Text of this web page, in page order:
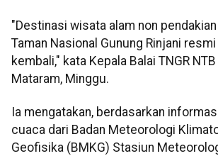
"Destinasi wisata alam non
Taman Nasional Gunung Rinjani
kembali," kata Kepala Balai TNGR
Mataram, Minggu.
Ia mengatakan, berdasarkan
cuaca dari Badan Meteorologi
Geofisika (BMKG) Stasiun